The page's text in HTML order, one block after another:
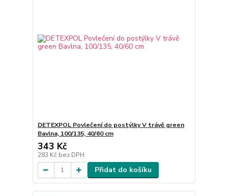
DETEXPOL Povlečení do postýlky V trávě green
Bavlna, 100/135, 40/60 cm
343 Kč
283 Kč bez DPH
Přidat do košíku